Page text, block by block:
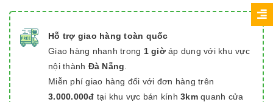
Hỗ trợ giao hàng toàn quốc
Giao hàng nhanh trong 1 giờáp dụng với khu vực
nội thành Đà Nẵng
Miễn phí giao hàng đối với đơn hàng trên
3.000.000đ tại khu vực bán kính 3kmquanh cửa